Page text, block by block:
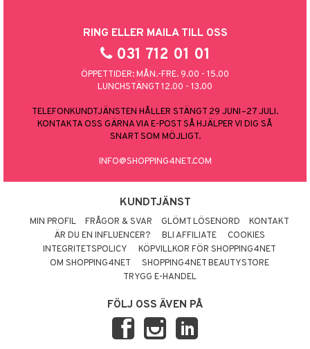
RING ELLER MAILA TILL OSS
031 712 01 01
ÖPPETTIDER: MÅN.-FRE. 9.00 - 15.00
LUNCHSTÄNGT 12.00 - 13.00
TELEFONKUNDTJÄNSTEN HÅLLER STÄNGT 29 JUNI–27 JULI.
KONTAKTA OSS GÄRNA VIA E-POST SÅ HJÄLPER VI DIG SÅ
SNART SOM MÖJLIGT.
INFO@SHOPPING4NET.COM
KUNDTJÄNST
MIN PROFIL FRÅGOR & SVAR GLÖMT LÖSENORD
KONTAKT
ÄR DU EN INFLUENCER?
BLI AFFILIATE
COOKIES
INTEGRITETSPOLICY
KÖPVILLKOR FÖR SHOPPING4NET
OM SHOPPING4NET
SHOPPING4NET BEAUTYSTORE
TRYGG E-HANDEL
FÖLJ OSS ÄVEN PÅ